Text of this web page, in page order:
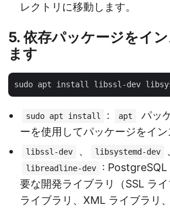
レクトリに移動します。
5. 依存パッケージをイ
ます
sudo apt install : apt
パッ
ーを使用してパッケージをイン
libssl-dev 、 libsystemd-dev
libreadline-dev
: PostgreSQL
要な開発ライブラリ（SSL ラ
ライブラリ、XML ライブラリ